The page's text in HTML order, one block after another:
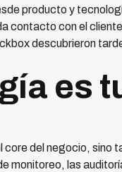
producto y
contacto con el
descubrieron
es
del negocio, sino
monitoreo, las